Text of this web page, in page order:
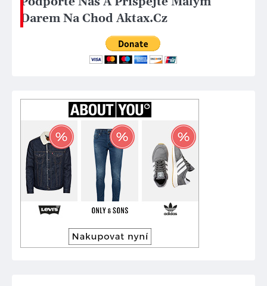
Darem Na Chod Aktax.Cz